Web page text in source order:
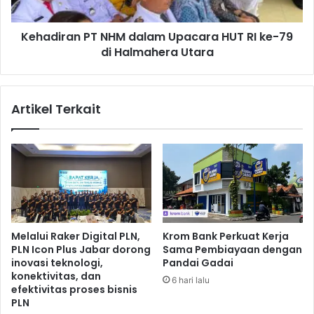
K
e
d
k
n
d
o
n
e
s
i
,
a
n
d
p
a
a
r
a
H
U
Kehadiran PT NHM dalam Upacara HUT RI ke-79
di Halmahera Utara
Artikel Terkait
Melalui Raker Digital PLN,
PLN Icon Plus Jabar dorong
inovasi teknologi,
konektivitas, dan
efektivitas proses bisnis
PLN
Krom Bank Perkuat Kerja
Sama Pembiayaan dengan
Pandai Gadai
6 hari lalu